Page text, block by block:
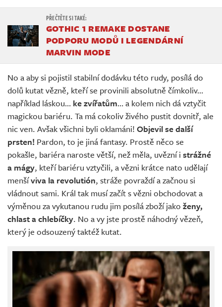
GOTHIC 1 REMAKE DOSTANE
PODPORU MODŮ I LEGENDÁRNÍ
MARVIN MODE
No a aby si pojistil stabilní dodávku této rudy, posílá do
dolů kutat vězně, kteří se provinili absolutně čímkoliv…
například láskou… ke zvířatům… a kolem nich dá vztyčit
magickou bariéru. Ta má cokoliv živého pustit dovnitř, ale
nic ven. Avšak všichni byli oklamáni! Objevil se další
prsten! Pardon, to je jiná fantasy. Prostě něco se
pokašle, bariéra naroste větší, než měla, uvězní i strážné
a mágy, kteří bariéru vztyčili, a vězni krátce nato udělají
menšíviva la revolutión, stráže povraždí a začnou si
vládnout sami. Král tak musí začít s vězni obchodovat a
výměnou za vykutanou rudu jim posílá zboží jako ženy,
chlast a chlebíčky. No a vy jste prostě náhodný vězeň,
který je odsouzený taktéž kutat.